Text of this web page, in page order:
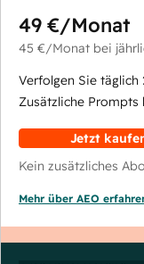
49 €/Monat
45 €/Monat bei
Verfolgen Sie täglich
Zusätzliche Prompts
Jetzt
Kein zusätzliches
Mehr über AEO